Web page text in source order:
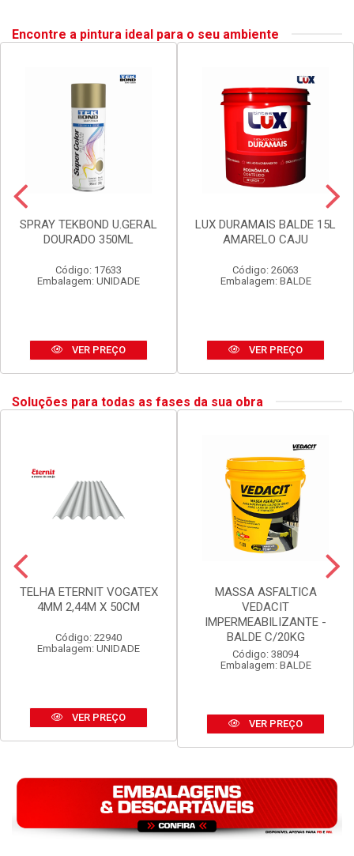
Encontre a pintura ideal para o seu ambiente
SPRAY TEKBOND U.GERAL
DOURADO 350ML
Código: 17633
Embalagem: UNIDADE
VER PREÇO
LUX DURAMAIS BALDE 15L
AMARELO CAJU
Código: 26063
Embalagem: BALDE
VER PREÇO
Soluções para todas as fases da sua obra
TELHA ETERNIT VOGATEX
4MM 2,44M X 50CM
Código: 22940
Embalagem: UNIDADE
VER PREÇO
MASSA ASFALTICA
VEDACIT
IMPERMEABILIZANTE -
BALDE C/20KG
Código: 38094
Embalagem: BALDE
VER PREÇO